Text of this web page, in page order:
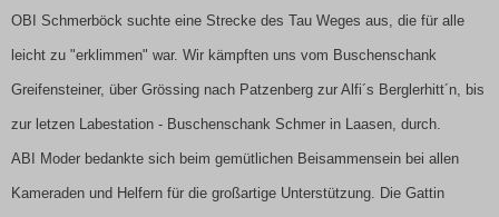
OBI Schmerböck suchte eine Strecke des Tau Weges aus, die für alle
leicht zu "erklimmen" war. Wir kämpften uns vom Buschenschank
Greifensteiner, über Grössing nach Patzenberg zur Alfi´s Berglerhitt´n, bis
zur letzen Labestation - Buschenschank Schmer in Laasen, durch.
ABI Moder bedankte sich beim gemütlichen Beisammensein bei allen
Kameraden und Helfern für die großartige Unterstützung. Die Gattin